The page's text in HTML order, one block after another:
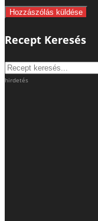
Recept Keresés
hirdetés